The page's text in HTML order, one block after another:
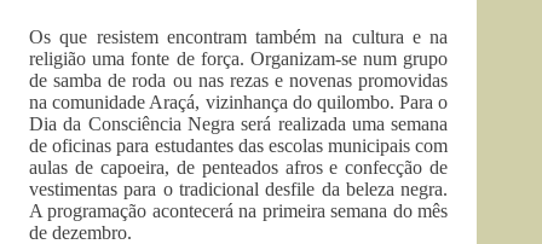
Os que resistem encontram também na cultura e na
religião uma fonte de força. Organizam-se num grupo
de samba de roda ou nas rezas e novenas promovidas
na comunidade Araçá, vizinhança do quilombo. Para o
Dia da Consciência Negra será realizada uma semana
de oficinas para estudantes das escolas municipais com
aulas de capoeira, de penteados afros e confecção de
vestimentas para o tradicional desfile da beleza negra.
A programação acontecerá na primeira semana do mês
de dezembro.